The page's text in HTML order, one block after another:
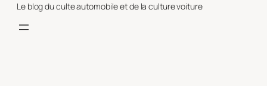
Le blog du culte automobile et de la culture voiture